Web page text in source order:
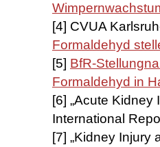
[4] CVUA
Formaldehyd
[5] BfR-
Formaldehyd in
[6] „Acute
International
[7] „Kidney